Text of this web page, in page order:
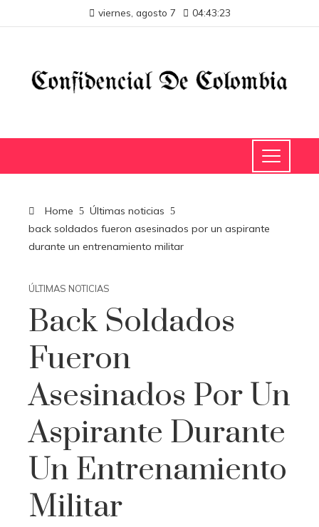
viernes, agosto 7 04:43:23
Home
Últimas noticias
back soldados fueron asesinados por un aspirante
durante un entrenamiento militar
ÚLTIMAS NOTICIAS
Back Soldados
Fueron
Asesinados Por Un
Aspirante Durante
Un Entrenamiento
Militar